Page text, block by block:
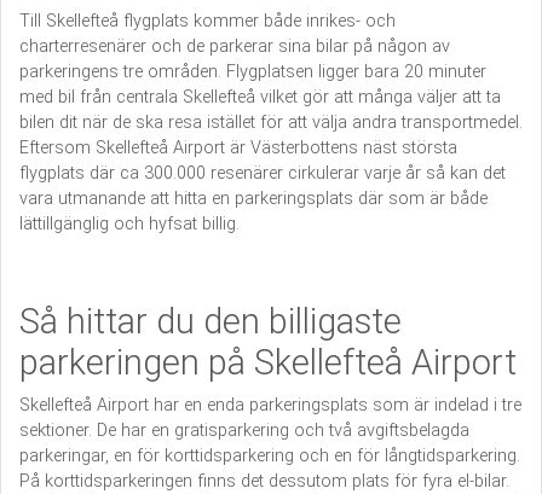
Till Skellefteå flygplats kommer både inrikes- och
charterresenärer och de parkerar sina bilar på någon av
parkeringens tre områden. Flygplatsen ligger bara 20 minuter
med bil från centrala Skellefteå vilket gör att många väljer att ta
bilen dit när de ska resa istället för att välja andra transportmedel.
Eftersom Skellefteå Airport är Västerbottens näst största
flygplats där ca 300.000 resenärer cirkulerar varje år så kan det
vara utmanande att hitta en parkeringsplats där som är både
lättillgänglig och hyfsat billig.
Så hittar du den billigaste
parkeringen på Skellefteå Airport
Skellefteå Airport har en enda parkeringsplats som är indelad i tre
sektioner. De har en gratisparkering och två avgiftsbelagda
parkeringar, en för korttidsparkering och en för långtidsparkering.
På korttidsparkeringen finns det dessutom plats för fyra el-bilar.